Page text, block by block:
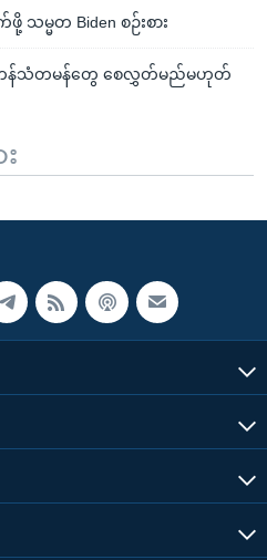
မ္မတ Biden စဉ်းစား
ကန်သံတမန်တွေ စေလွှတ်မည်မဟုတ်